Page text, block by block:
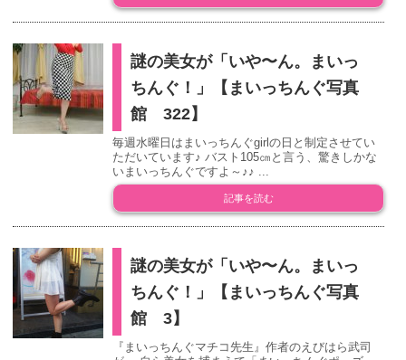
謎の美女が「いや〜ん。まいっ
ちんぐ！」【まいっちんぐ写真
館 322】
毎週水曜日はまいっちんぐgirlの日と制定させてい
ただいています♪ バスト105㎝と言う、驚きしかな
いまいっちんぐですよ～♪♪ ...
記事を読む
謎の美女が「いや〜ん。まいっ
ちんぐ！」【まいっちんぐ写真
館 3】
『まいっちんぐマチコ先生』作者のえびはら武司